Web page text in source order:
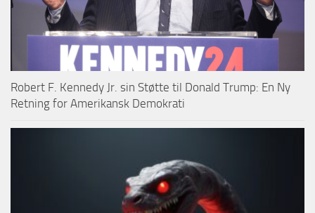
Robert F. Kennedy Jr. sin Støtte til Donald Trump: En Ny
Retning for Amerikansk Demokrati